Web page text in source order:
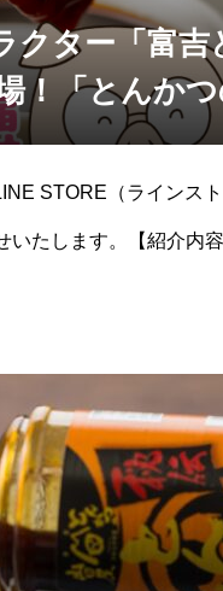
クター「富吉
！「とんか
。
STORE（ラインス
いたします。【紹介内